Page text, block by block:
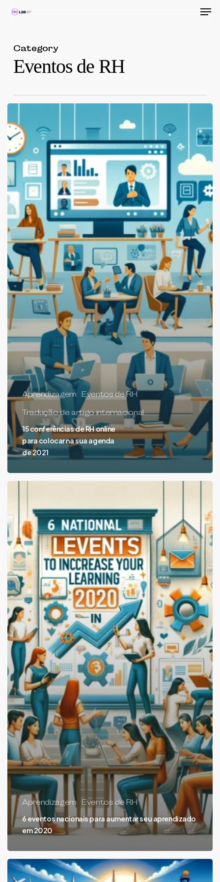
Skip
content
Category
Eventos de RH
Aprendizagem Eventos de RH
Tradução de artigo internacional
15 conferências de RH online
para colocar na sua agenda
de 2021
Aprendizagem
Eventos de RH
6 eventos nacionais para aumentar seu aprendizado
em 2020